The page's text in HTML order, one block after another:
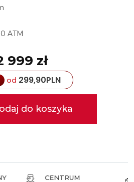
ATM
999 zł
od 299,90PLN
do koszyka
CENTRUM